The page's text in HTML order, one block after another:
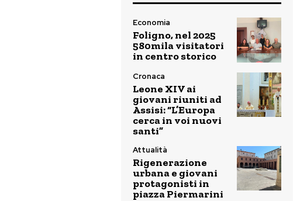
Economia
Foligno, nel 2025
580mila visitatori
in centro storico
Cronaca
Leone XIV ai
giovani riuniti ad
Assisi: “L’Europa
cerca in voi nuovi
santi”
Attualità
Rigenerazione
urbana e giovani
protagonisti in
piazza Piermarini